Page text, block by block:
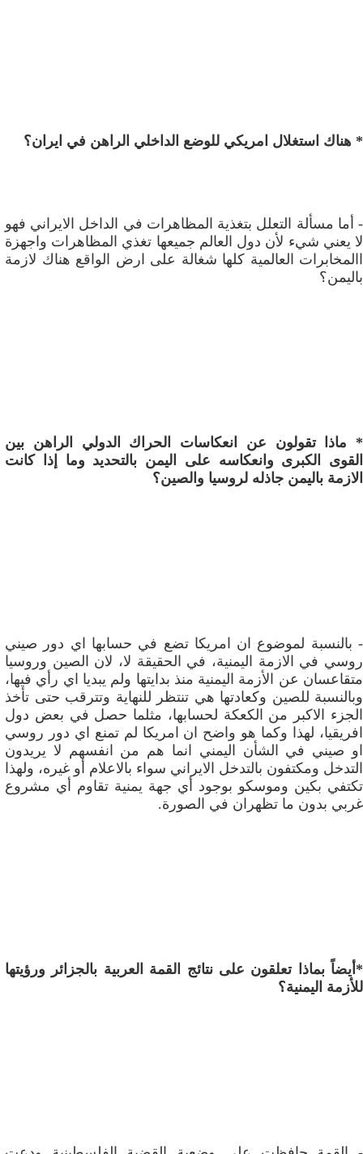
* هناك استغلال امريكي للوضع الداخلي الراهن في ايران؟
- أما مسألة التعلل بتغذية المظاهرات في الداخل الايراني فهو
لا يعني شيء لأن دول العالم جميعها تغذي المظاهرات واجهزة
االمخابرات العالمية كلها شغالة على ارض الواقع هناك لازمة
باليمن؟
* ماذا تقولون عن انعكاسات الحراك الدولي الراهن بين
القوى الكبرى وانعكاسه على اليمن بالتحديد وما إذا كانت
الازمة باليمن جاذله لروسيا والصين؟
- بالنسبة لموضوع ان امريكا تضع في حسابها اي دور صيني
روسي في الازمة اليمنية، في الحقيقة لا، لان الصين وروسيا
متقاعسان عن الأزمة اليمنية منذ بدايتها ولم يبديا اي رأي فيها،
وبالنسبة للصين وكعادتها هي تنتظر للنهاية وتترقب حتى تأخذ
الجزء الاكبر من الكعكة لحسابها، مثلما حصل في بعض دول
افريقيا، لهذا وكما هو واضح ان امريكا لم تمنع اي دور روسي
او صيني في الشأن اليمني انما هم من انفسهم لا يريدون
التدخل ومكتفون بالتدخل الايراني سواء بالاعلام أو غيره، ولهذا
تكتفي بكين وموسكو بوجود أي جهة يمنية تقاوم أي مشروع
غربي بدون ما تظهران في الصورة.
*أيضاً بماذا تعلقون على نتائج القمة العربية بالجزائر ورؤيتها
للأزمة اليمنية؟